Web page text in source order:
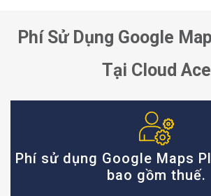
Phí Sử Dụng Google
Tại Cloud Ace
Phí sử dụng Google Maps
bao gồm thuế.